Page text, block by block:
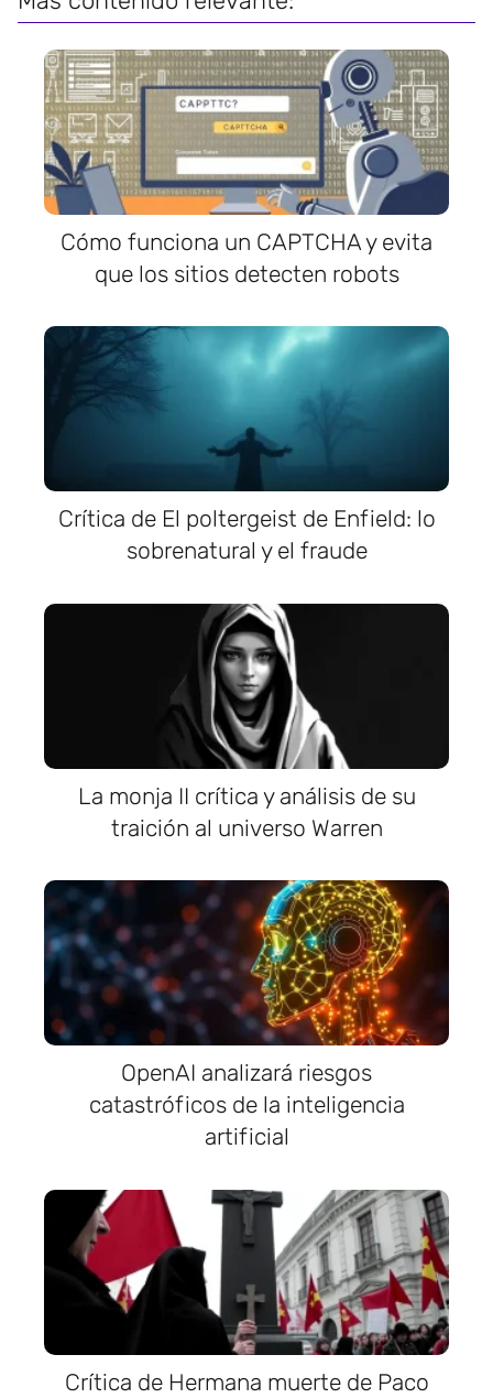
Cómo funciona un CAPTCHA y evita
que los sitios detecten robots
Crítica de El poltergeist de Enfield: lo
sobrenatural y el fraude
La monja II crítica y análisis de su
traición al universo Warren
OpenAI analizará riesgos
catastróficos de la inteligencia
artificial
Crítica de Hermana muerte de Paco